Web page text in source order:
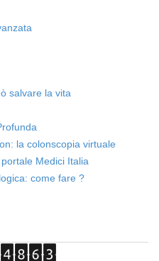
salvare la vita
la colonscopia virtuale
Medici Italia
come fare ?